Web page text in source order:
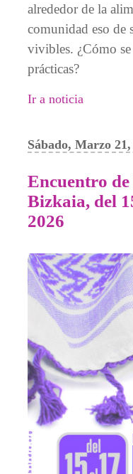
alrededor de la
comunidad eso de
vivibles. ¿Cómo se
prácticas?
Ir a noticia
Sábado, Marzo
Encuentro
Bizkaia, del
2026